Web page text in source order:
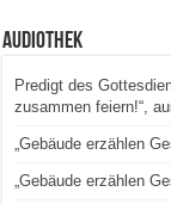
Audiothek
Predigt des
zusammen feiern!“,
„Gebäude erzählen
„Gebäude erzählen